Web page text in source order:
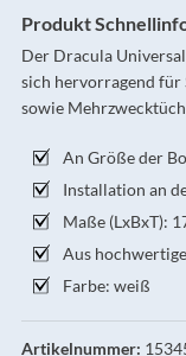
Produkt
Der Dracula
sich hervorragend für
sowie
An Größe der
Installation an
Maße (LxBxT):
Aus
Farbe: weiß
Artikelnummer: